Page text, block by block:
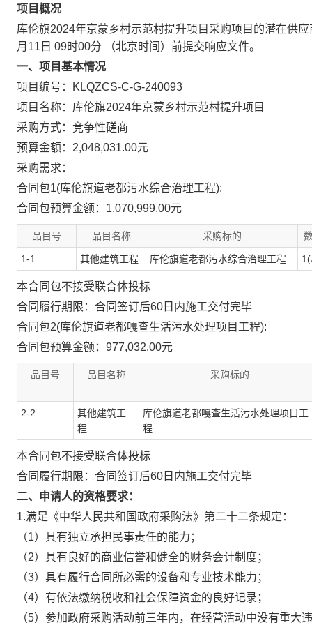
项目概况
库伦旗2024年京蒙乡村示范村提升项目 采购项目的潜在供应
月11日 09时00分
（北京时间）前提交响应文件。
一、项目基本情况
项目编号：KLQZCS-C-G-240093
项目名称：库伦旗2024年京蒙乡村示范村提升项目
采购方式：竞争性磋商
预算金额：2,048,031.00元
采购需求：
合同包1(库伦旗道老都污水综合治理工程):
合同包预算金额： 1,070,999.00元
品目号 品目名称 采购标的
1-1 其他建筑工程 库伦旗道老都污水综合治理工程
本合同包不接受联合体投标
合同履行期限： 合同签订后60日内施工交付完毕
合同包2(库伦旗道老都嘎查生活污水处理项目工程):
合同包预算金额： 977,032.00元
品目号 品目名称 采购标的
2-2
其他建筑工
程
库伦旗道老都嘎查生活污水处理项目工
程
本合同包不接受联合体投标
合同履行期限： 合同签订后60日内施工交付完毕
二、申请人的资格要求：
1.满足《中华人民共和国政府采购法》第二十二条规定：
（1）具有独立承担民事责任的能力；
（2）具有良好的商业信誉和健全的财务会计制度；
（3）具有履行合同所必需的设备和专业技术能力；
（4）有依法缴纳税收和社会保障资金的良好记录；
（5）参加政府采购活动前三年内，在经营活动中没有重大